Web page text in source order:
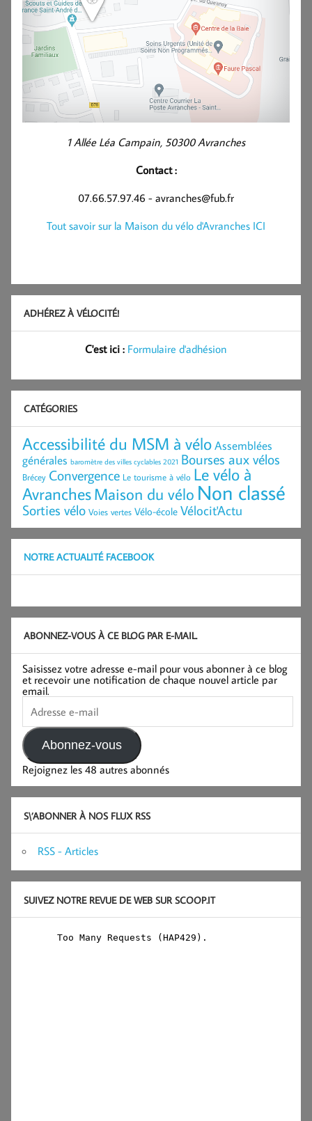
1 Allée Léa Campain, 50300 Avranches
Contact :
07.66.57.97.46 - avranches@fub.fr
Tout savoir sur la Maison du vélo d'Avranches ICI
ADHÉREZ À VÉLOCITÉ!
C'est ici : Formulaire d'adhésion
CATÉGORIES
Accessibilité du MSM à véloAssemblées
générales baromètre des villes cyclables 2021 Bourses aux vélos
Brécey Convergence Le tourisme à vélo Le vélo à
AvranchesMaison du vélo Non classé
Sorties vélo Voies vertes Vélo-école Vélocit'Actu
NOTRE ACTUALITÉ FACEBOOK
ABONNEZ-VOUS À CE BLOG PAR E-MAIL.
Saisissez votre adresse e-mail pour vous abonner à ce blog
et recevoir une notification de chaque nouvel article par
email.
Adresse
e-
mail
Abonnez-vous
Rejoignez les 48 autres abonnés
S\’ABONNER À NOS FLUX RSS
RSS - Articles
SUIVEZ NOTRE REVUE DE WEB SUR SCOOP.IT